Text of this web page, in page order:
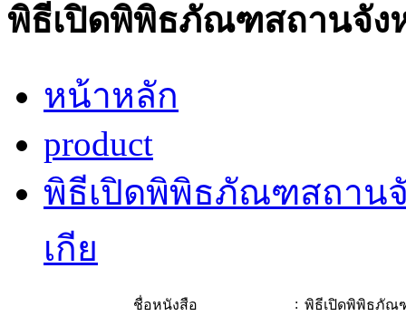
พิธีเปิดพิพิธภัณฑสถานจัง
หน้าหลัก
product
พิธีเปิดพิพิธภัณฑสถานจั
เกีย
ชื่อหนังสือ : พิธีเปิดพิพิธภัณฑ